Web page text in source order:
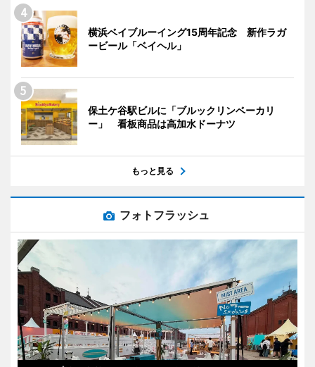
横浜ベイブルーイング15周年記念 新作ラガ
ービール「ベイヘル」
保土ケ谷駅ビルに「ブルックリンベーカリ
ー」 看板商品は高加水ドーナツ
もっと見る
フォトフラッシュ